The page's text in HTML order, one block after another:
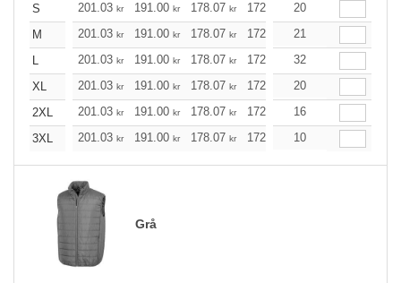
S
201.03 kr 191.00 kr 178.07 kr 172.38 163.68
20
M
201.03 kr 191.00 kr 178.07 kr 172.38 163.68
21
L
201.03 kr 191.00 kr 178.07 kr 172.38 163.68
32
XL
201.03 kr 191.00 kr 178.07 kr 172.38 163.68
20
2XL
201.03 kr 191.00 kr 178.07 kr 172.38 163.68
16
3XL
201.03 kr 191.00 kr 178.07 kr 172.38 163.68
10
Grå